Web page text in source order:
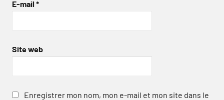
E-mail *
Site web
Enregistrer mon nom, mon e-mail et mon site dans le